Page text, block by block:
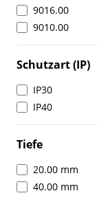
9016.00
9010.00
Schutzart (IP)
IP30
IP40
Tiefe
20.00 mm
40.00 mm